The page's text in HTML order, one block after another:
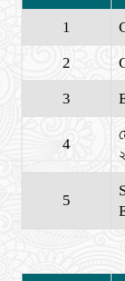
1
2
3
4
5